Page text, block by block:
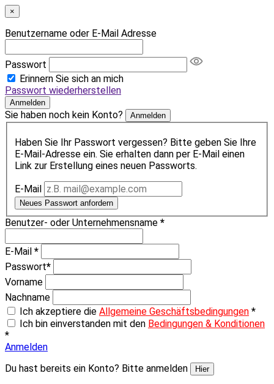
×
Benutzername oder E-Mail Adresse
Passwort
Erinnern Sie sich an mich
Passwort wiederherstellen
Anmelden
Sie haben noch kein Konto? Anmelden
Haben Sie Ihr Passwort vergessen? Bitte geben Sie Ihre
E-Mail-Adresse ein. Sie erhalten dann per E-Mail einen
Link zur Erstellung eines neuen Passworts.
E-Mail
Neues Passwort anfordern
Benutzer- oder Unternehmensname *
E-Mail *
Passwort*
Vorname
Nachname
Ich akzeptiere die Allgemeine Geschäftsbedingungen *
Ich bin einverstanden mit den Bedingungen & Konditionen
*
Anmelden
Du hast bereits ein Konto? Bitte anmelden
Hier